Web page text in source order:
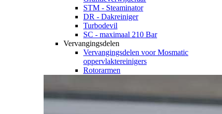
STM - Steaminator
DR - Dakreiniger
Turbodevil
SC - maximaal 210 Bar
Vervangingsdelen
Vervangingsdelen voor Mosmatic
oppervlaktereinigers
Rotorarmen